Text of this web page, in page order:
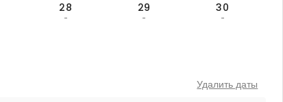
28
-
29
-
30
-
Удалить даты